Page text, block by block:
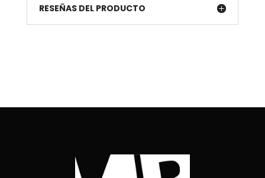
RESEÑAS DEL PRODUCTO